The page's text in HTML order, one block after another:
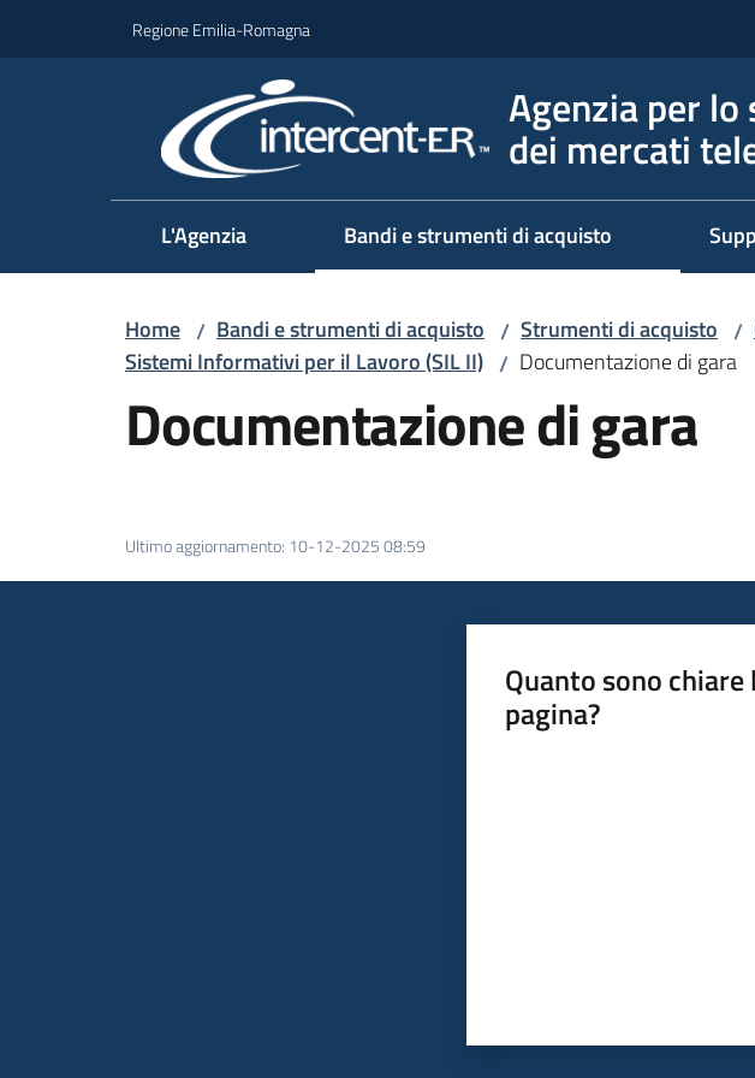
Regione Emilia-Romagna
Agenzia per
dei mercati
L'Agenzia Bandi e strumenti di acquisto
Home / Bandi e strumenti di acquisto / Strumenti di acquisto /
Sistemi Informativi per il Lavoro (SIL II) / Documentazione di gara
Documentazione di gara
Ultimo aggiornamento: 10-12-2025 08:59
Quanto sono
pagina?